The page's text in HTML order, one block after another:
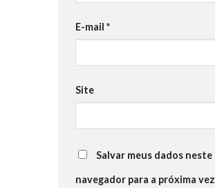
E-mail *
Site
Salvar meus dados neste
navegador para a próxima vez